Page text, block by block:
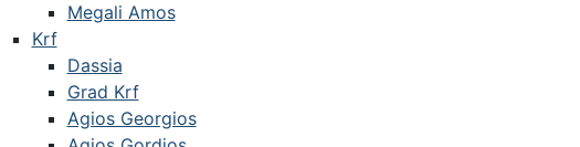
Megali Amos
Krf
Dassia
Grad Krf
Agios Georgios